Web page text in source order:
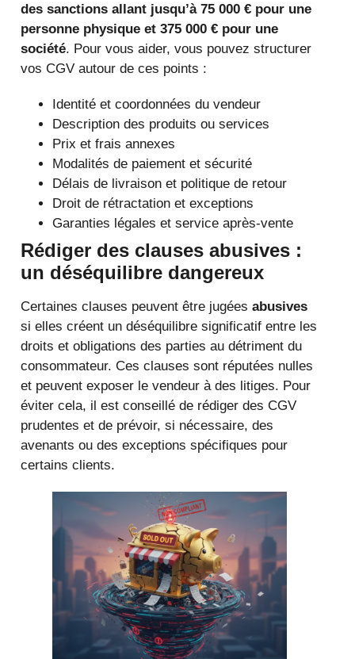
des sanctions allant jusqu’à 75 000 € pour une
personne physique et 375 000 € pour une
société. Pour vous aider, vous pouvez structurer
vos CGV autour de ces points :
Identité et coordonnées du vendeur
Description des produits ou services
Prix et frais annexes
Modalités de paiement et sécurité
Délais de livraison et politique de retour
Droit de rétractation et exceptions
Garanties légales et service après-vente
Rédiger des clauses abusives :
un déséquilibre dangereux
Certaines clauses peuvent être jugées abusives
si elles créent un déséquilibre significatif entre les
droits et obligations des parties au détriment du
consommateur. Ces clauses sont réputées nulles
et peuvent exposer le vendeur à des litiges. Pour
éviter cela, il est conseillé de rédiger des CGV
prudentes et de prévoir, si nécessaire, des
avenants ou des exceptions spécifiques pour
certains clients.